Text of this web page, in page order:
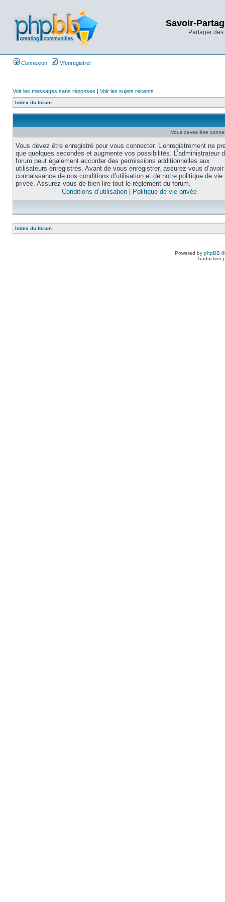
Savoir-
Partager
Connexion M’enregistrer
Voir les messages sans réponses | Voir les sujets récents
Index du forum
Vous devez être
Vous devez être enregistré pour vous connecter. L’enregistrement ne
que quelques secondes et augmente vos possibilités. L’administrateur
forum peut également accorder des permissions additionnelles aux
utilisateurs enregistrés. Avant de vous enregistrer, assurez-vous
connaissance de nos conditions d’utilisation et de notre politique de vie
privée. Assurez-vous de bien lire tout le règlement du forum.
Conditions d’utilisation
Politique de vie privée
Index du forum
Powered by phpBB
Traduction